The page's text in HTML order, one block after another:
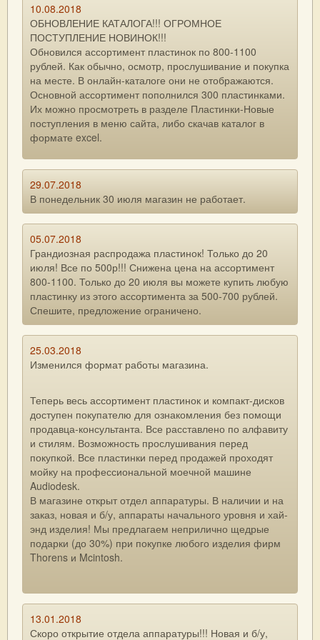
10.08.2018
ОБНОВЛЕНИЕ КАТАЛОГА!!! ОГРОМНОЕ
ПОСТУПЛЕНИЕ НОВИНОК!!!
Обновился ассортимент пластинок по 800-1100
рублей. Как обычно, осмотр, прослушивание и покупка
на месте. В онлайн-каталоге они не отображаются.
Основной ассортимент пополнился 300 пластинками.
Их можно просмотреть в разделе Пластинки-Новые
поступления в меню сайта, либо скачав каталог в
формате excel.
29.07.2018
В понедельник 30 июля магазин не работает.
05.07.2018
Грандиозная распродажа пластинок! Только до 20
июля! Все по 500р!!! Снижена цена на ассортимент
800-1100. Только до 20 июля вы можете купить любую
пластинку из этого ассортимента за 500-700 рублей.
Спешите, предложение ограничено.
25.03.2018
Изменился формат работы магазина.
Теперь весь ассортимент пластинок и компакт-дисков
доступен покупателю для ознакомления без помощи
продавца-консультанта. Все расставлено по алфавиту
и стилям. Возможность прослушивания перед
покупкой. Все пластинки перед продажей проходят
мойку на профессиональной моечной машине
Audiodesk.
В магазине открыт отдел аппаратуры. В наличии и на
заказ, новая и б/у, аппараты начального уровня и хай-
энд изделия! Мы предлагаем неприлично щедрые
подарки (до 30%) при покупке любого изделия фирм
Thorens и Mcintosh.
13.01.2018
Скоро открытие отдела аппаратуры!!! Новая и б/у,